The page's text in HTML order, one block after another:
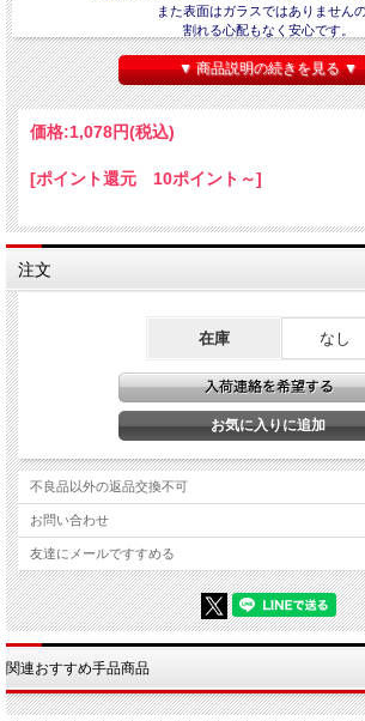
また表面はガラスではありません
割れる心配もなく安心です。
電源につながなくても、マジシャンの好きな時に光らせる
使い方は様々！
マジックの演技として・・・
・超能力で電球を灯してみせる「サイキックパワー」！
・トランプ当てに使う。 などなど・・・
ジョークに・・・
マジックが失敗・・・！ 「一体何が原因か・・・？」
そこであなたは頭に電球を乗せて考えます。
・・・する
妙案を思いつきます。
そしてもう一度行なうと、見事成功するのです！
心霊現象に・・・
さまよう霊と交信します・・・「あなたは良い霊ですか
質問をすると霊は電球を光らせて「イエス」、「ノー」
などなど、アイディア次第で無限の使い道があります！
▼ 商品説明の続きを見る ▼
価格:1,078円(税込)
[ポイント還元 10ポイント～]
注文
在庫 なし
不良品以外の返品交換不可
お問い合わせ
友達にメールですすめる
関連おすすめ手品商品